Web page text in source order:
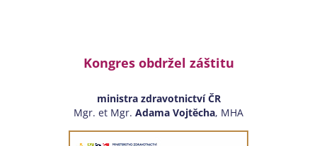
Kongres obdržel záštitu
ministra zdravotnictví ČR
Mgr. et Mgr. Adama Vojtěcha, MHA